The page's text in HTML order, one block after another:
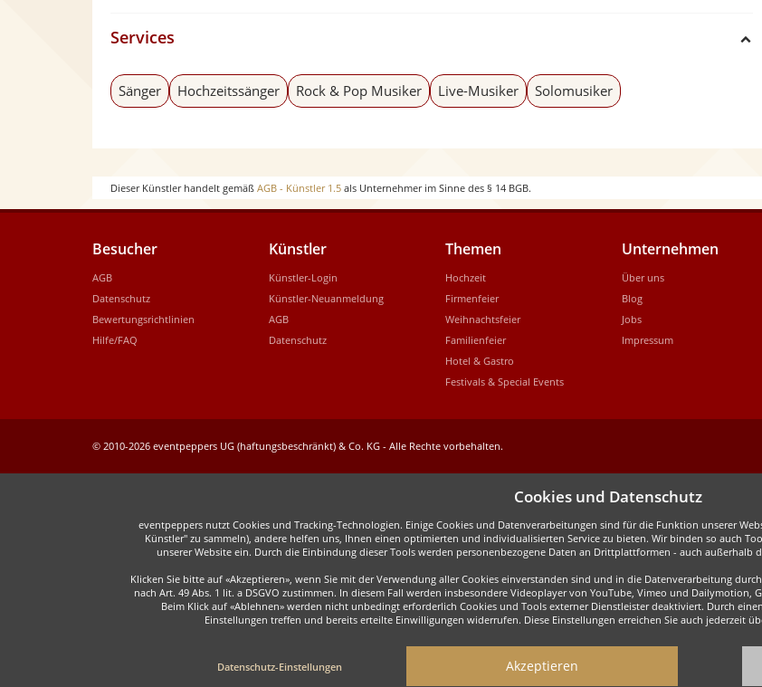
Services
Sänger Hochzeitssänger Rock & Pop Musiker Live-Musiker Solomusiker
Dieser Künstler handelt gemäß AGB - Künstler 1.5 als Unternehmer im Sinne des § 14 BGB.
Besucher
AGB
Datenschutz
Bewertungsrichtlinien
Hilfe/FAQ
Künstler
Künstler-Login
Künstler-Neuanmeldung
AGB
Datenschutz
Themen
Hochzeit
Firmenfeier
Weihnachtsfeier
Familienfeier
Hotel & Gastro
Festivals & Special Events
Unternehmen
Über uns
Blog
Jobs
Impressum
© 2010-2026 eventpeppers UG (haftungsbeschränkt) & Co. KG - Alle Rechte vorbehalten.
Cookies und Datenschutz
eventpeppers nutzt Cookies und Tracking-Technologien. Einige Cookies und Datenverarbeitungen sind für die Funktion unserer
Künstler" zu sammeln), andere helfen uns, Ihnen einen optimierten und individualisierten Service zu bieten. Wir binden so auch
unserer Website ein. Durch die Einbindung dieser Tools werden personenbezogene Daten an Drittplattformen - auch
Klicken Sie bitte auf «Akzeptieren», wenn Sie mit der Verwendung aller Cookies einverstanden sind und in die Datenverarbeitung
nach Art. 49 Abs. 1 lit. a DSGVO zustimmen. In diesem Fall werden insbesondere Videoplayer von YouTube, Vimeo und
Beim Klick auf «Ablehnen» werden nicht unbedingt erforderlich Cookies und Tools externer Dienstleister deaktiviert. Durch
Einstellungen treffen und bereits erteilte Einwilligungen widerrufen. Diese Einstellungen erreichen Sie auch jederzeit
Datenschutz-Einstellungen Akzeptieren